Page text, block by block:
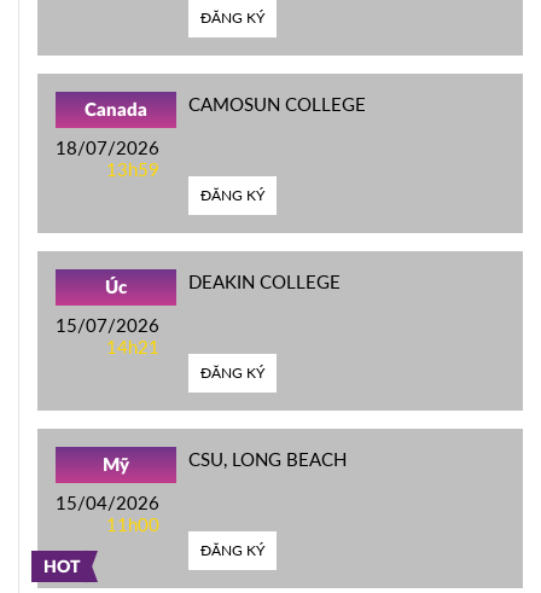
ĐĂNG KÝ
Canada
18/07/2026
13h59
CAMOSUN COLLEGE
ĐĂNG KÝ
Úc
15/07/2026
14h21
DEAKIN COLLEGE
ĐĂNG KÝ
HOT
Mỹ
15/04/2026
11h00
CSU, LONG BEACH
ĐĂNG KÝ